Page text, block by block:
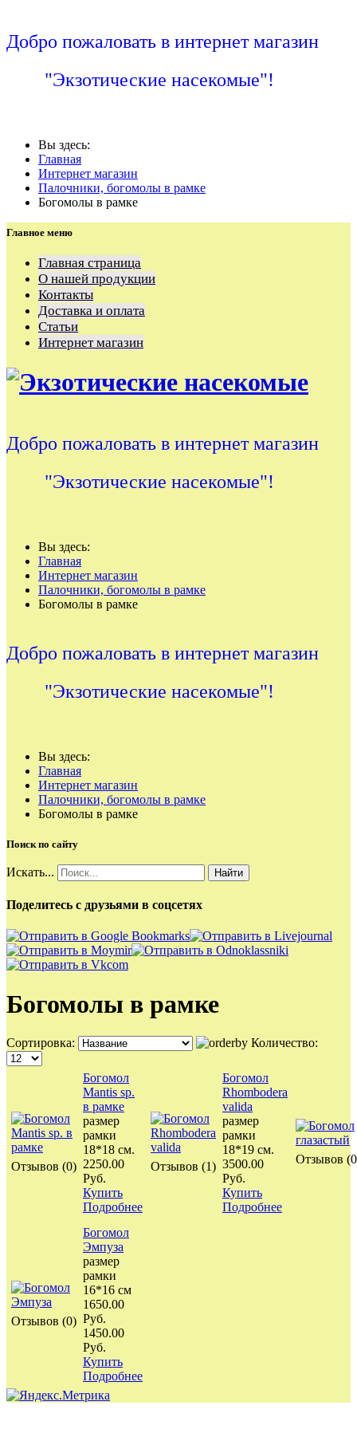
Добро пожаловать в интернет магазин
"Экзотические насекомые"!
Вы здесь:
Главная
Интернет магазин
Палочники, богомолы в рамке
Богомолы в рамке
Главное меню
Главная страница
О нашей продукции
Контакты
Доставка и оплата
Статьи
Интернет магазин
Добро пожаловать в интернет магазин
"Экзотические насекомые"!
Вы здесь:
Главная
Интернет магазин
Палочники, богомолы в рамке
Богомолы в рамке
Добро пожаловать в интернет магазин
"Экзотические насекомые"!
Вы здесь:
Главная
Интернет магазин
Палочники, богомолы в рамке
Богомолы в рамке
Поиск по сайту
Искать... Найти
Поделитесь с друзьями в соцсетях
Богомолы в рамке
Сортировка: Количество:
Отзывов (0)
Богомол
Mantis sp.
в рамке
размер
рамки
18*18 см.
2250.00
Руб.
Купить
Подробнее
Отзывов (1)
Богомол
Rhombodera
valida
размер
рамки
18*19 см.
3500.00
Руб.
Купить
Подробнее
Отзывов
Отзывов (0)
Богомол
Эмпуза
размер
рамки
16*16 см
1650.00
Руб.
1450.00
Руб.
Купить
Подробнее